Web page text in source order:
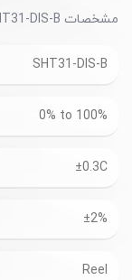
مشخصات SHT31-DIS-B
SHT31-DIS-B
0% to 100%
±0.3C
±2%
Reel